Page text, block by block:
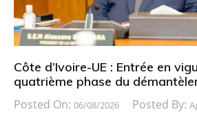
Côte d’Ivoire-UE : Entrée en
quatrième phase du
Posted On: 06/08/2026 Posted By: